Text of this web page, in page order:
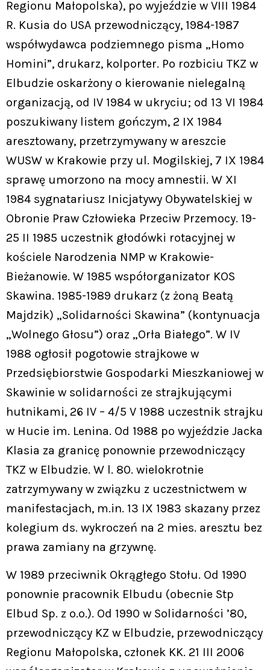
Regionu Małopolska), po wyjeździe w VIII 1984
R. Kusia do USA przewodniczący, 1984-1987
współwydawca podziemnego pisma „Homo
Homini”, drukarz, kolporter. Po rozbiciu TKZ w
Elbudzie oskarżony o kierowanie nielegalną
organizacją, od IV 1984 w ukryciu; od 13 VI 1984
poszukiwany listem gończym, 2 IX 1984
aresztowany, przetrzymywany w areszcie
WUSW w Krakowie przy ul. Mogilskiej, 7 IX 1984
sprawę umorzono na mocy amnestii. W XI
1984 sygnatariusz Inicjatywy Obywatelskiej w
Obronie Praw Człowieka Przeciw Przemocy. 19-
25 II 1985 uczestnik głodówki rotacyjnej w
kościele Narodzenia NMP w Krakowie-
Bieżanowie. W 1985 współorganizator KOS
Skawina. 1985-1989 drukarz (z żoną Beatą
Majdzik) „Solidarności Skawina” (kontynuacja
„Wolnego Głosu”) oraz „Orła Białego”. W IV
1988 ogłosił pogotowie strajkowe w
Przedsiębiorstwie Gospodarki Mieszkaniowej w
Skawinie w solidarności ze strajkującymi
hutnikami, 26 IV – 4/5 V 1988 uczestnik strajku
w Hucie im. Lenina. Od 1988 po wyjeździe Jacka
Klasia za granicę ponownie przewodniczący
TKZ w Elbudzie. W l. 80. wielokrotnie
zatrzymywany w związku z uczestnictwem w
manifestacjach, m.in. 13 IX 1983 skazany przez
kolegium ds. wykroczeń na 2 mies. aresztu bez
prawa zamiany na grzywnę.
W 1989 przeciwnik Okrągłego Stołu. Od 1990
ponownie pracownik Elbudu (obecnie Stp
Elbud Sp. z o.o.). Od 1990 w Solidarności ’80,
przewodniczący KZ w Elbudzie, przewodniczący
Regionu Małopolska, członek KK. 21 III 2006